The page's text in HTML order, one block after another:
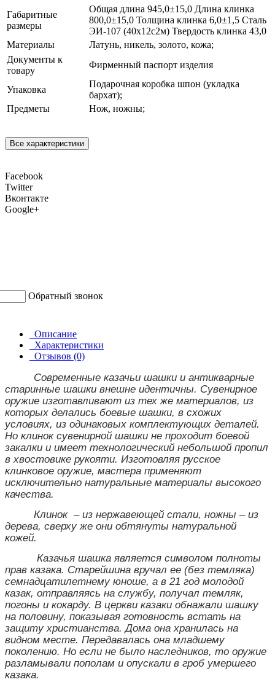
Габаритные
размеры
Общая длина 945,0±15,0 Длина клинка
800,0±15,0 Толщина клинка 6,0±1,5 Сталь
ЭИ-107 (40х12с2м) Твердость клинка 43,0
Материалы
Латунь, никель, золото, кожа;
Документы к
товару
Фирменный паспорт изделия
Упаковка
Подарочная коробка шпон (укладка
бархат);
Предметы
Нож, ножны;
Все характеристики
Facebook
Twitter
Вконтакте
Google+
Обратный звонок
Описание
Характеристики
Отзывов (0)
Современные казачьи шашки и антикварные
старинные шашки внешне идентичны. Сувенирное
оружие изготавливают из тех же материалов, из
которых делались боевые шашки, в схожих
условиях, из одинаковых комплектующих деталей.
Но клинок сувенирной шашки не проходит боевой
закалки и имеет технологический небольшой пропил
в хвостовике рукояти. Изготовляя русское
клинковое оружие, мастера применяют
исключительно натуральные материалы высокого
качества.
Клинок – из нержавеющей стали, ножны – из
дерева, сверху же они обтянуты натуральной
кожей.
Казачья шашка является символом полноты
прав казака. Старейшина вручал ее (без темляка)
семнадцатилетнему юноше, а в 21 год молодой
казак, отправляясь на службу, получал темляк,
погоны и кокарду. В церкви казаки обнажали шашку
на половину, показывая готовность встать на
защиту христианства. Дома она хранилась на
видном месте. Передавалась она младшему
поколению. Но если не было наследников, то оружие
разламывали пополам и опускали в гроб умершего
казака.